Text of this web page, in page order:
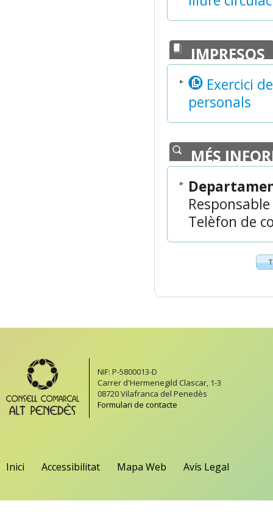
IMPRESOS
Exercici
personals
MÉS
Telèfon de
NIF: P-5800013-D
Carrer d'Hermenegild Clascar, 1-3
08720 Vilafranca del Penedès
Formulari de contacte
Inici Accessibilitat Mapa Web Avís Legal